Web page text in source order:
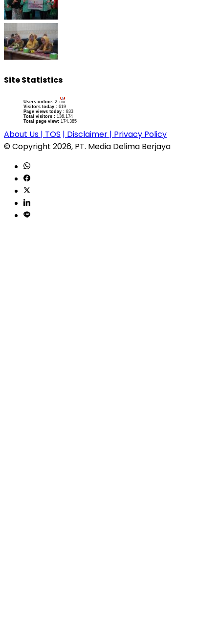
Site Statistics
Users online: 2
Visitors today : 619
Page views today : 833
Total visitors : 136,174
Total page view: 174,385
About Us | TOS | Disclaimer | Privacy Policy
© Copyright 2026, PT. Media Delima Berjaya